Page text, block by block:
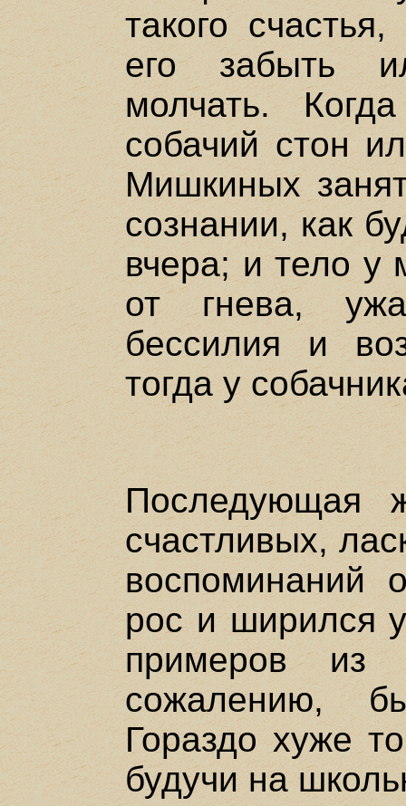
такого
его забыть
молчать.
собачий стон
Мишкиных
сознании, как
вчера; и тело у
от гнева,
бессилия и
тогда у
Последующая
счастливых,
воспоминаний
рос и ширился
примеров
сожалению,
Гораздо хуже
будучи на